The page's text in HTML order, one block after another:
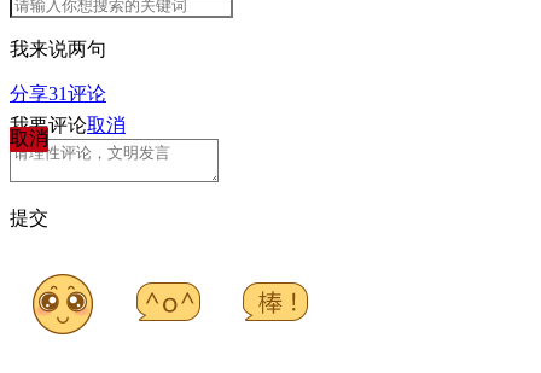
我来说两句
分享31评论
取消
我要评论取消
提交